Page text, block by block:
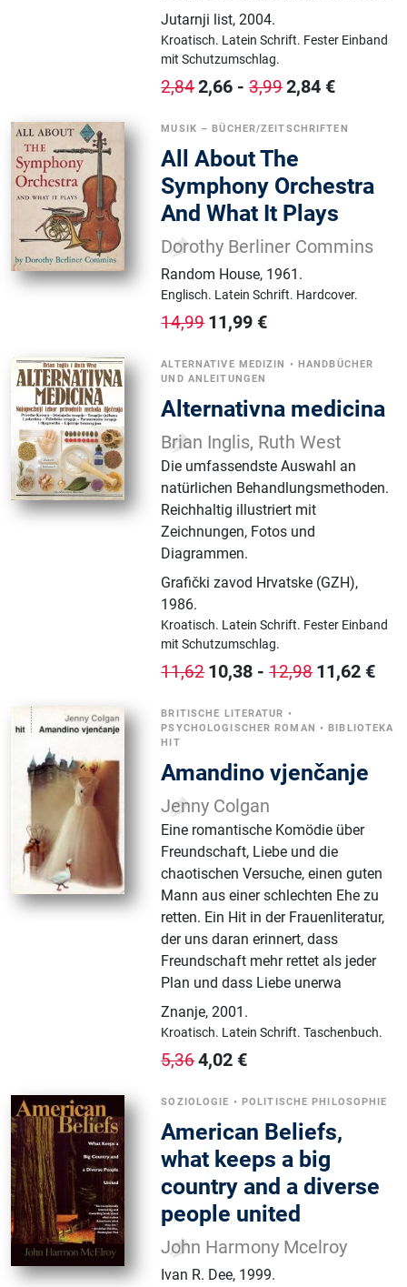
Jutarnji list,2004.
Kroatisch. Latein Schrift. Fester Einband
mit Schutzumschlag.
2,842,66 -3,992,84 €
MUSIK – BÜCHER/ZEITSCHRIFTEN
All About The
Symphony Orchestra
And What It Plays
Dorothy Berliner Commins
Random House, 1961.
Englisch. Latein Schrift. Hardcover.
14,99 11,99 €
ALTERNATIVE MEDIZIN • HANDBÜCHER
UND ANLEITUNGEN
Alternativna medicina
Brian Inglis, Ruth West
Die umfassendste Auswahl an
natürlichen Behandlungsmethoden.
Reichhaltig illustriert mit
Zeichnungen, Fotos und
Diagrammen.
Grafički zavod Hrvatske (GZH),
1986.
Kroatisch. Latein Schrift. Fester Einband
mit Schutzumschlag.
11,62 10,38 -12,98 11,62 €
BRITISCHE LITERATUR •
PSYCHOLOGISCHER ROMAN •BIBLIOTEKA
HIT
Amandino vjenčanje
Jenny Colgan
Eine romantische Komödie über
Freundschaft, Liebe und die
chaotischen Versuche, einen guten
Mann aus einer schlechten Ehe zu
retten. Ein Hit in der Frauenliteratur,
der uns daran erinnert, dass
Freundschaft mehr rettet als jeder
Plan und dass Liebe unerwa
Znanje,2001.
Kroatisch. Latein Schrift.Taschenbuch.
5,364,02 €
SOZIOLOGIE • POLITISCHE PHILOSOPHIE
American Beliefs,
what keeps a big
country and a diverse
people united
John Harmony Mcelroy
Ivan R. Dee, 1999.